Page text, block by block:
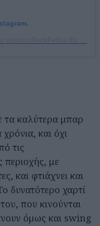
τα καλύτερα μπαρ
και όχι
τις
περιοχής, με
και φτιάχνει και
δυνατότερο χαρτί
που κινούνται
όμως και swing